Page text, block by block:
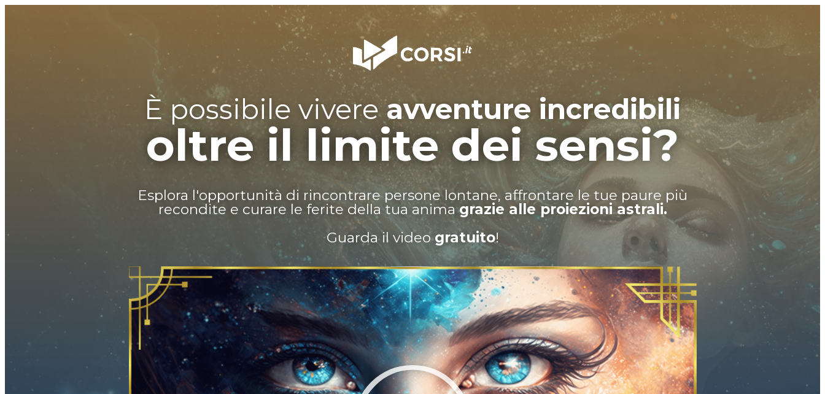
È possibile vivereavventure incredibili
oltre il limite dei sensi?
Esplora l'opportunità di rincontrare persone lontane, affrontare le tue paure più
recondite e curare le ferite della tua animagrazie alle proiezioni astrali.
Guarda il videogratuito!